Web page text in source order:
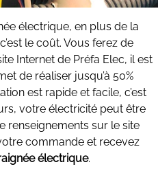
électrique, en plus de la
le coût. Vous ferez de
Internet de Préfa Elec, il est
de réaliser jusqu’à 50%
est rapide et facile, c’est
votre électricité peut être
renseignements sur le site
commande et recevez
électrique.